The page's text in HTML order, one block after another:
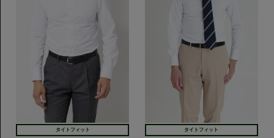
タイトフィット タイトフィット